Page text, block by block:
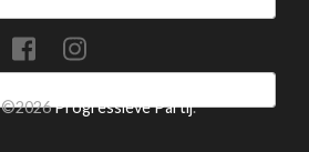
©2026Progressieve Partij.